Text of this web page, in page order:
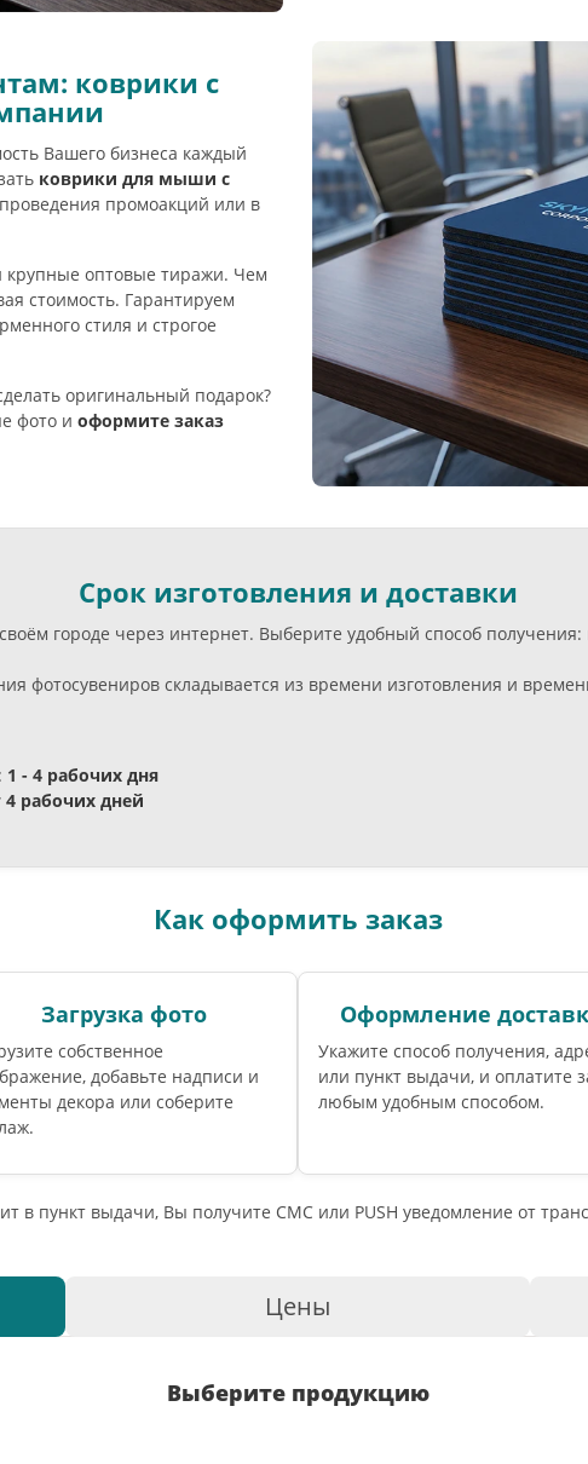
коврики с
Вашего бизнеса каждый
коврики для мыши с
промоакций или в
крупные оптовые тиражи. Чем
стоимость. Гарантируем
стиля и строгое
оригинальный подарок?
фото и оформите заказ
Срок изготовления и доставки
городе через интернет. Выберите удобный способ
фотосувениров складывается из времени изготовления и
1 - 4 рабочих дня
4 рабочих дней
Как оформить заказ
Загрузка фото
собственное
добавьте надписи и
декора или соберите
Оформление
Укажите способ получения,
или пункт выдачи, и оплатите
любым удобным способом.
в пункт выдачи, Вы получите СМС или PUSH уведомление от
Цены
Выберите продукцию